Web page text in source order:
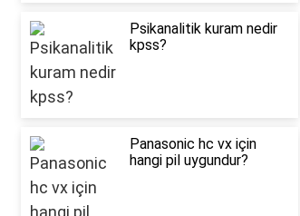
Psikanalitik kuram nedir
kpss?
Panasonic hc vx için
hangi pil uygundur?